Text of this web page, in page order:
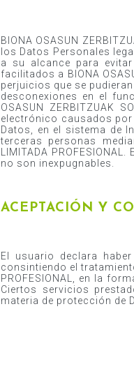
BIONA OSASUN
los Datos Personales
a su alcance para
facilitados a BIONA
perjuicios que se
desconexiones en el
OSASUN ZERBITZUAK
electrónico causados
Datos, en el sistema de
terceras personas
LIMITADA
no son inexpugnables.
ACEPTACIÓN Y
El usuario declara
consintiendo el
PROFESIONAL, en la
Ciertos servicios
materia de protección de